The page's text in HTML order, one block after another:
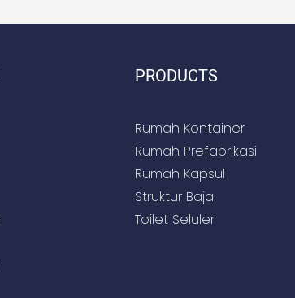
PRODUCTS
Rumah Kontainer
Rumah Prefabrikasi
Rumah Kapsul
Struktur Baja
Toilet Seluler